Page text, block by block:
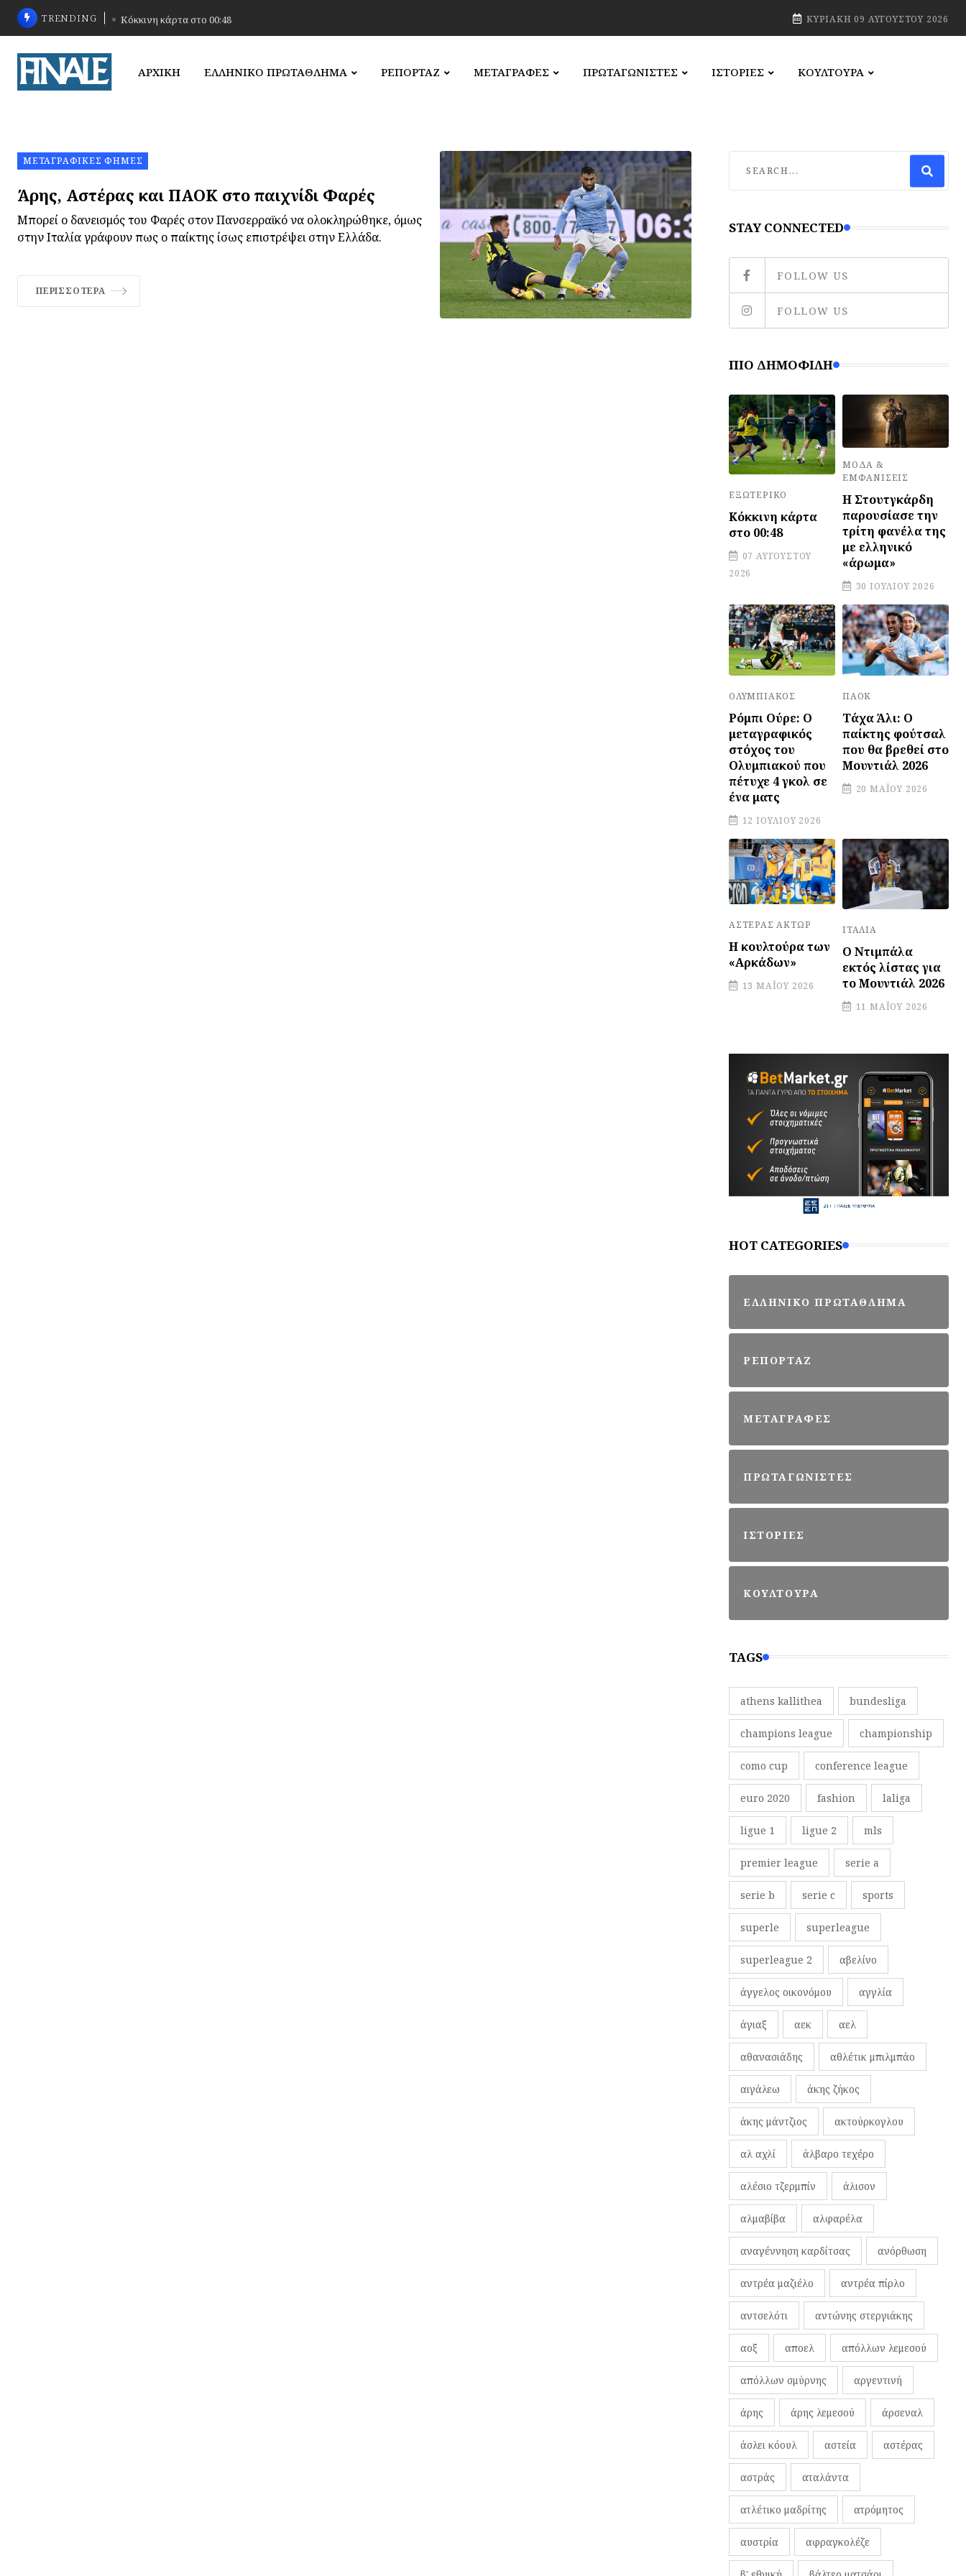
TRENDING Κόκκινη κάρτα στο 00:48 ΚΥΡΙΑΚΉ 09 ΑΥΓΟΎΣΤΟΥ 2026
ΑΡΧΙΚΗ ΕΛΛΗΝΙΚΟ ΠΡΩΤΑΘΛΗΜΑ ΡΕΠΟΡΤΑΖ ΜΕΤΑΓΡΑΦΕΣ ΠΡΩΤΑΓΩΝΙΣΤΕΣ ΙΣΤΟΡΙΕΣ ΚΟΥΛΤΟΥΡΑ
ΜΕΤΑΓΡΑΦΙΚΈΣ ΦΉΜΕΣ
Άρης, Αστέρας και ΠΑΟΚ στο παιχνίδι Φαρές
Μπορεί ο δανεισμός του Φαρές στον Πανσερραϊκό να ολοκληρώθηκε, όμως
στην Ιταλία γράφουν πως ο παίκτης ίσως επιστρέψει στην Ελλάδα.
ΠΕΡΙΣΣΌΤΕΡΑ
STAY CONNECTED
FOLLOW US
FOLLOW US
ΠΙΟ ΔΗΜΟΦΙΛΉ
ΕΞΩΤΕΡΙΚΌ
Κόκκινη κάρτα
στο 00:48
07 ΑΥΓΟΎΣΤΟΥ
2026
ΜΌΔΑ &
ΕΜΦΑΝΊΣΕΙΣ
Η Στουτγκάρδη
παρουσίασε την
τρίτη φανέλα της
με ελληνικό
«άρωμα»
30 ΙΟΥΛΊΟΥ 2026
ΟΛΥΜΠΙΑΚΌΣ
Ρόμπι Ούρε: Ο
μεταγραφικός
στόχος του
Ολυμπιακού που
πέτυχε 4 γκολ σε
ένα ματς
12 ΙΟΥΛΊΟΥ 2026
ΠΑΟΚ
Τάχα Άλι: Ο
παίκτης φούτσαλ
που θα βρεθεί στο
Μουντιάλ 2026
20 ΜΑΪ́ΟΥ 2026
ΑΣΤΈΡΑΣ ΆΚΤΩΡ
Η κουλτούρα των
«Αρκάδων»
13 ΜΑΪ́ΟΥ 2026
ΙΤΑΛΊΑ
Ο Ντιμπάλα
εκτός λίστας για
το Μουντιάλ 2026
11 ΜΑΪ́ΟΥ 2026
HOT CATEGORIES
ΕΛΛΗΝΙΚΟ ΠΡΩΤΑΘΛΗΜΑ
ΡΕΠΟΡΤΑΖ
ΜΕΤΑΓΡΑΦΕΣ
ΠΡΩΤΑΓΩΝΙΣΤΕΣ
ΙΣΤΟΡΙΕΣ
ΚΟΥΛΤΟΥΡΑ
TAGS
athens kallithea bundesliga
champions league championship
como cup conference league
euro 2020 fashion laliga
ligue 1 ligue 2 mls
premier league serie a
serie b serie c sports
superle superleague
superleague 2 αβελίνο
άγγελος οικονόμου αγγλία
άγιαξ αεκ αελ
αθανασιάδης αθλέτικ μπιλμπάο
αιγάλεω άκης ζήκος
άκης μάντζιος ακτούρκογλου
αλ αχλί άλβαρο τεχέρο
αλέσιο τζερμπίν άλισον
αλμαβίβα αλφαρέλα
αναγέννηση καρδίτσας ανόρθωση
αντρέα μαζιέλο αντρέα πίρλο
αντσελότι αντώνης στεργιάκης
αοξ αποελ απόλλων λεμεσού
απόλλων σμύρνης αργεντινή
άρης άρης λεμεσού άρσεναλ
άσλει κόουλ αστεία αστέρας
αστράς αταλάντα
ατλέτικο μαδρίτης ατρόμητος
αυστρία αφραγκολέζε